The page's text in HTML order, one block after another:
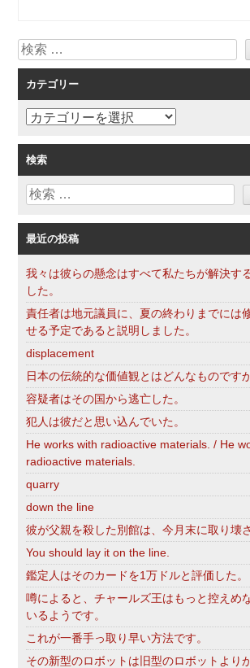
シ
ョ
ン
検
索
カテゴリー
カ
ゴ
リ
ー
検索
検
最近の投稿
我々は彼らの懸念はすべて私たちが解決す
した。
責任者は地元議員に、夏の終わりまでには
せる予定であると説明しました。
displacement
日本の伝統的な価値観とはどんなものです
容疑者はその国から逃亡した。
犯人は彼だと思い込んでいた。
He works with radioactive materials. / He
radioactive materials.
quarry
down the line
彼が父親を殺した別館は、今月末に取り壊
You should lay it on the line.
鑑定人はそのカードを1万ドルと評価した。
噂によると、チャールズ王はもっと控えめ
いるようです。
これが一番手っ取り早い方法です。
その新型のロボットは旧型のロボットより